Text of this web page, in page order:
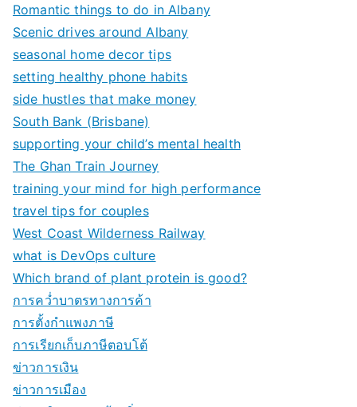
Romantic things to do in Albany
Scenic drives around Albany
seasonal home decor tips
setting healthy phone habits
side hustles that make money
South Bank (Brisbane)
supporting your child’s mental health
The Ghan Train Journey
training your mind for high performance
travel tips for couples
West Coast Wilderness Railway
what is DevOps culture
Which brand of plant protein is good?
การคว่ำบาตรทางการค้า
การตั้งกำแพงภาษี
การเรียกเก็บภาษีตอบโต้
ข่าวการเงิน
ข่าวการเมือง